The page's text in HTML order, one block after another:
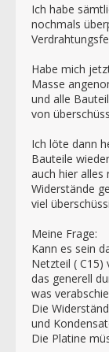
Ich habe
nochmals
Habe mich
Masse
und alle
von
Ich löte dann
Bauteile
auch hier alles
Widerstände
viel
Meine Frage:
Kann es sein
Netzteil (
das generell
was
Die
und
Die Platine